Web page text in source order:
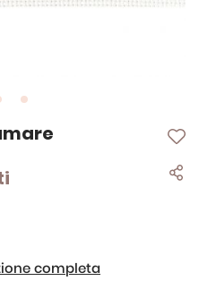
completa